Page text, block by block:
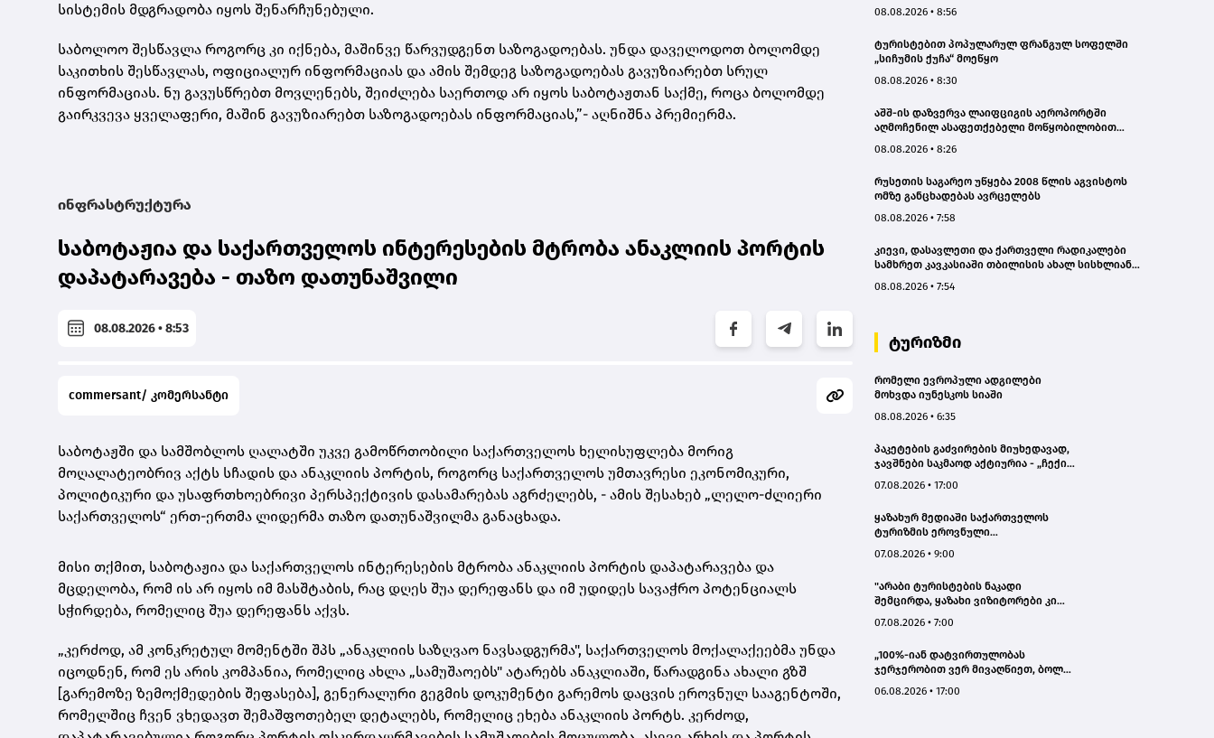
სისტემის მდგრადობა იყოს შენარჩუნებული.
საბოლოო შესწავლა როგორც კი იქნება, მაშინვე წარვუდგენთ საზოგადოებას. უნდა დაველოდოთ ბოლომდე
საკითხის შესწავლას, ოფიციალურ ინფორმაციას და ამის შემდეგ საზოგადოებას გავუზიარებთ სრულ
ინფორმაციას. ნუ გავუსწრებთ მოვლენებს, შეიძლება საერთოდ არ იყოს საბოტაჟთან საქმე, როცა ბოლომდე
გაირკვევა ყველაფერი, მაშინ გავუზიარებთ საზოგადოებას ინფორმაციას,”- აღნიშნა პრემიერმა.
ინფრასტრუქტურა
საბოტაჟია და საქართველოს ინტერესების მტრობა ანაკლიის პორტის
დაპატარავება - თაზო დათუნაშვილი
08.08.2026 • 8:53
commersant/ კომერსანტი
საბოტაჟში და სამშობლოს ღალატში უკვე გამოწრთობილი საქართველოს ხელისუფლება მორიგ
მოღალატეობრივ აქტს სჩადის და ანაკლიის პორტის, როგორც საქართველოს უმთავრესი ეკონომიკური,
პოლიტიკური და უსაფრთხოებრივი პერსპექტივის დასამარებას აგრძელებს, - ამის შესახებ „ლელო-ძლიერი
საქართველოს“ ერთ-ერთმა ლიდერმა თაზო დათუნაშვილმა განაცხადა.
მისი თქმით, საბოტაჟია და საქართველოს ინტერესების მტრობა ანაკლიის პორტის დაპატარავება და
მცდელობა, რომ ის არ იყოს იმ მასშტაბის, რაც დღეს შუა დერეფანს და იმ უდიდეს სავაჭრო პოტენციალს
სჭირდება, რომელიც შუა დერეფანს აქვს.
„კერძოდ, ამ კონკრეტულ მომენტში შპს „ანაკლიის საზღვაო ნავსადგურმა", საქართველოს მოქალაქეებმა უნდა
იცოდნენ, რომ ეს არის კომპანია, რომელიც ახლა „სამუშაოებს" ატარებს ანაკლიაში, წარადგინა ახალი გზშ
[გარემოზე ზემოქმედების შეფასება], გენერალური გეგმის დოკუმენტი გარემოს დაცვის ეროვნულ სააგენტოში,
რომელშიც ჩვენ ვხედავთ შემაშფოთებელ დეტალებს, რომელიც ეხება ანაკლიის პორტს. კერძოდ,
სარეაბილიტაციო სამუშაოები ენგურჰესზე -
08.08.2026 • 8:56
ტურისტებით პოპულარულ ფრანგულ სოფელში
„სიჩუმის ქუჩა“ მოეწყო
08.08.2026 • 8:30
აშშ-ის დაზვერვა ლაიფციგის აეროპორტში
აღმოჩენილ ასაფეთქებელი მოწყობილობით
08.08.2026 • 8:26
რუსეთის საგარეო უწყება 2008 წლის აგვისტოს
ომზე განცხადებას ავრცელებს
08.08.2026 • 7:58
კიევი, დასავლეთი და ქართველი რადიკალები
სამხრეთ კავკასიაში თბილისის ახალ სისხლიან
საგარეო
08.08.2026 • 7:54
ტურიზმი
რომელი ევროპული ადგილები
მოხვდა იუნესკოს სიაში
08.08.2026 • 6:35
პაკეტების გაძვირების მიუხედავად,
ჯავშნები საკმაოდ აქტიურია - „ჩექინ
07.08.2026 • 17:00
ყაზახურ მედიაში საქართველოს
ტურიზმის ეროვნული
კამპანიის ფარგლებში სტატიები
07.08.2026 • 9:00
"არაბი ტურისტების ნაკადი
შემცირდა, ყაზახი ვიზიტორები კი
Hotel
07.08.2026 • 7:00
„100%-იან დატვირთულობას
ჯერჯერობით ვერ მივაღწიეთ, ბოლო
გაუქმდა“ - Kobuleti Beach Club
06.08.2026 • 17:00